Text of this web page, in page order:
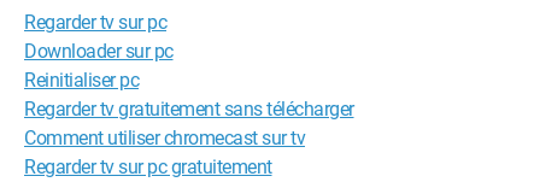
Regarder tv sur pc
Downloader sur pc
Reinitialiser pc
Regarder tv gratuitement sans télécharger
Comment utiliser chromecast sur tv
Regarder tv sur pc gratuitement